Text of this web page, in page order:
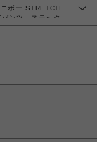
ボー STRETCH
パンツ スラック